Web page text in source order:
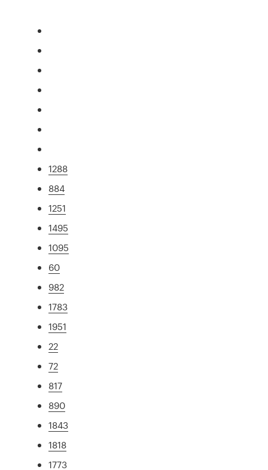
1288
884
1251
1495
1095
60
982
1783
1951
22
72
817
890
1843
1818
1773